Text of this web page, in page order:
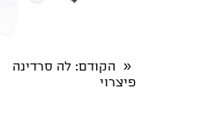
« הקודם: לה סרדינה
פיצרוי